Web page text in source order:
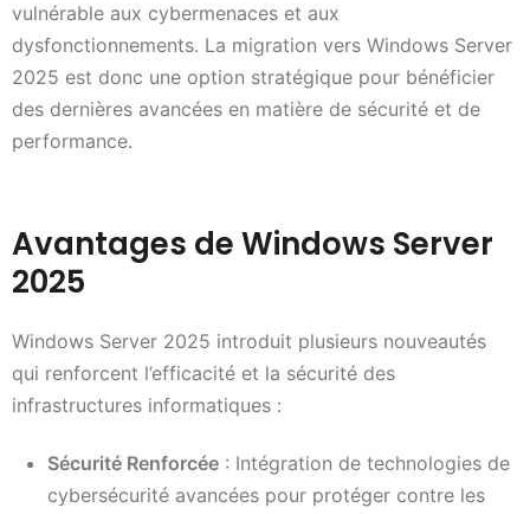
vulnérable aux cybermenaces et aux
dysfonctionnements. La migration vers Windows Server
2025 est donc une option stratégique pour bénéficier
des dernières avancées en matière de sécurité et de
performance.
Avantages de Windows Server
2025
Windows Server 2025 introduit plusieurs nouveautés
qui renforcent l’efficacité et la sécurité des
infrastructures informatiques :
Sécurité Renforcée : Intégration de technologies de
cybersécurité avancées pour protéger contre les